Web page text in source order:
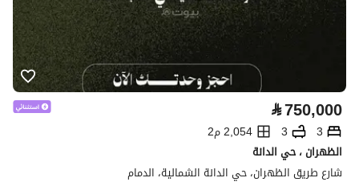
⃁750,000
3
3
2,054 م2
الظهران ، حي الدانة
شارع طريق الظهران، حي الدانة الشمالية، الدمام